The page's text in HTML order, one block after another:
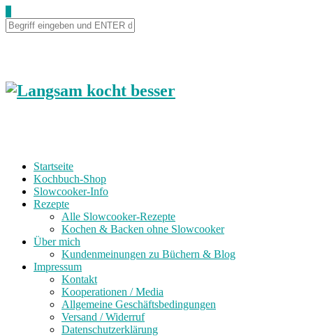
Startseite
Kochbuch-Shop
Slowcooker-Info
Rezepte
Alle Slowcooker-Rezepte
Kochen & Backen ohne Slowcooker
Über mich
Kundenmeinungen zu Büchern & Blog
Impressum
Kontakt
Kooperationen / Media
Allgemeine Geschäftsbedingungen
Versand / Widerruf
Datenschutzerklärung